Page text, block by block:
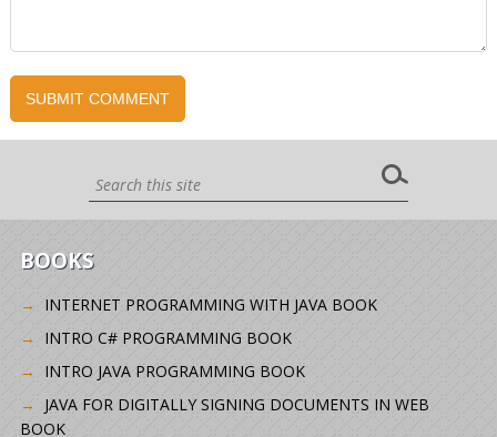
BOOKS
INTERNET PROGRAMMING WITH JAVA BOOK
INTRO C# PROGRAMMING BOOK
INTRO JAVA PROGRAMMING BOOK
JAVA FOR DIGITALLY SIGNING DOCUMENTS IN WEB
BOOK